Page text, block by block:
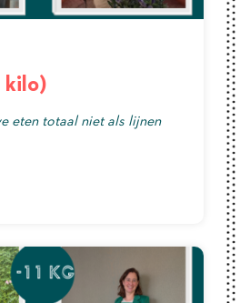
kilo)
eten totaal niet als lijnen